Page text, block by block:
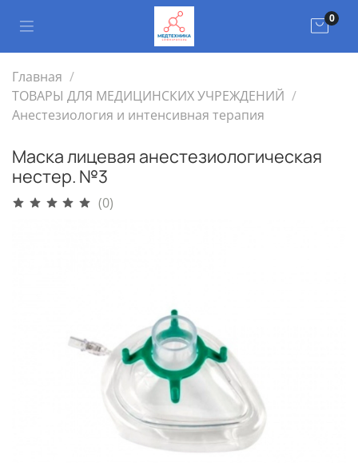
0
Главная
ТОВАРЫ ДЛЯ МЕДИЦИНСКИХ УЧРЕЖДЕНИЙ
Анестезиология и интенсивная терапия
Маска лицевая анестезиологическая
нестер. №3
(0)